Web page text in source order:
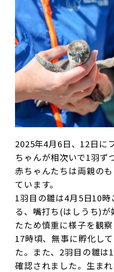
2025年4月6日、12日に
ちゃんが相次いで1羽ず
赤ちゃんたちは両親の
ています。
1羽目の雛は4月5日10
る、嘴打ち(はしうち)が
たため慎重に様子を観
17時頃、無事に孵化し
た。また、2羽目の雛は
確認されました。生ま